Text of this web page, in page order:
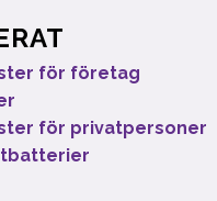
för företag
för privatpersoner